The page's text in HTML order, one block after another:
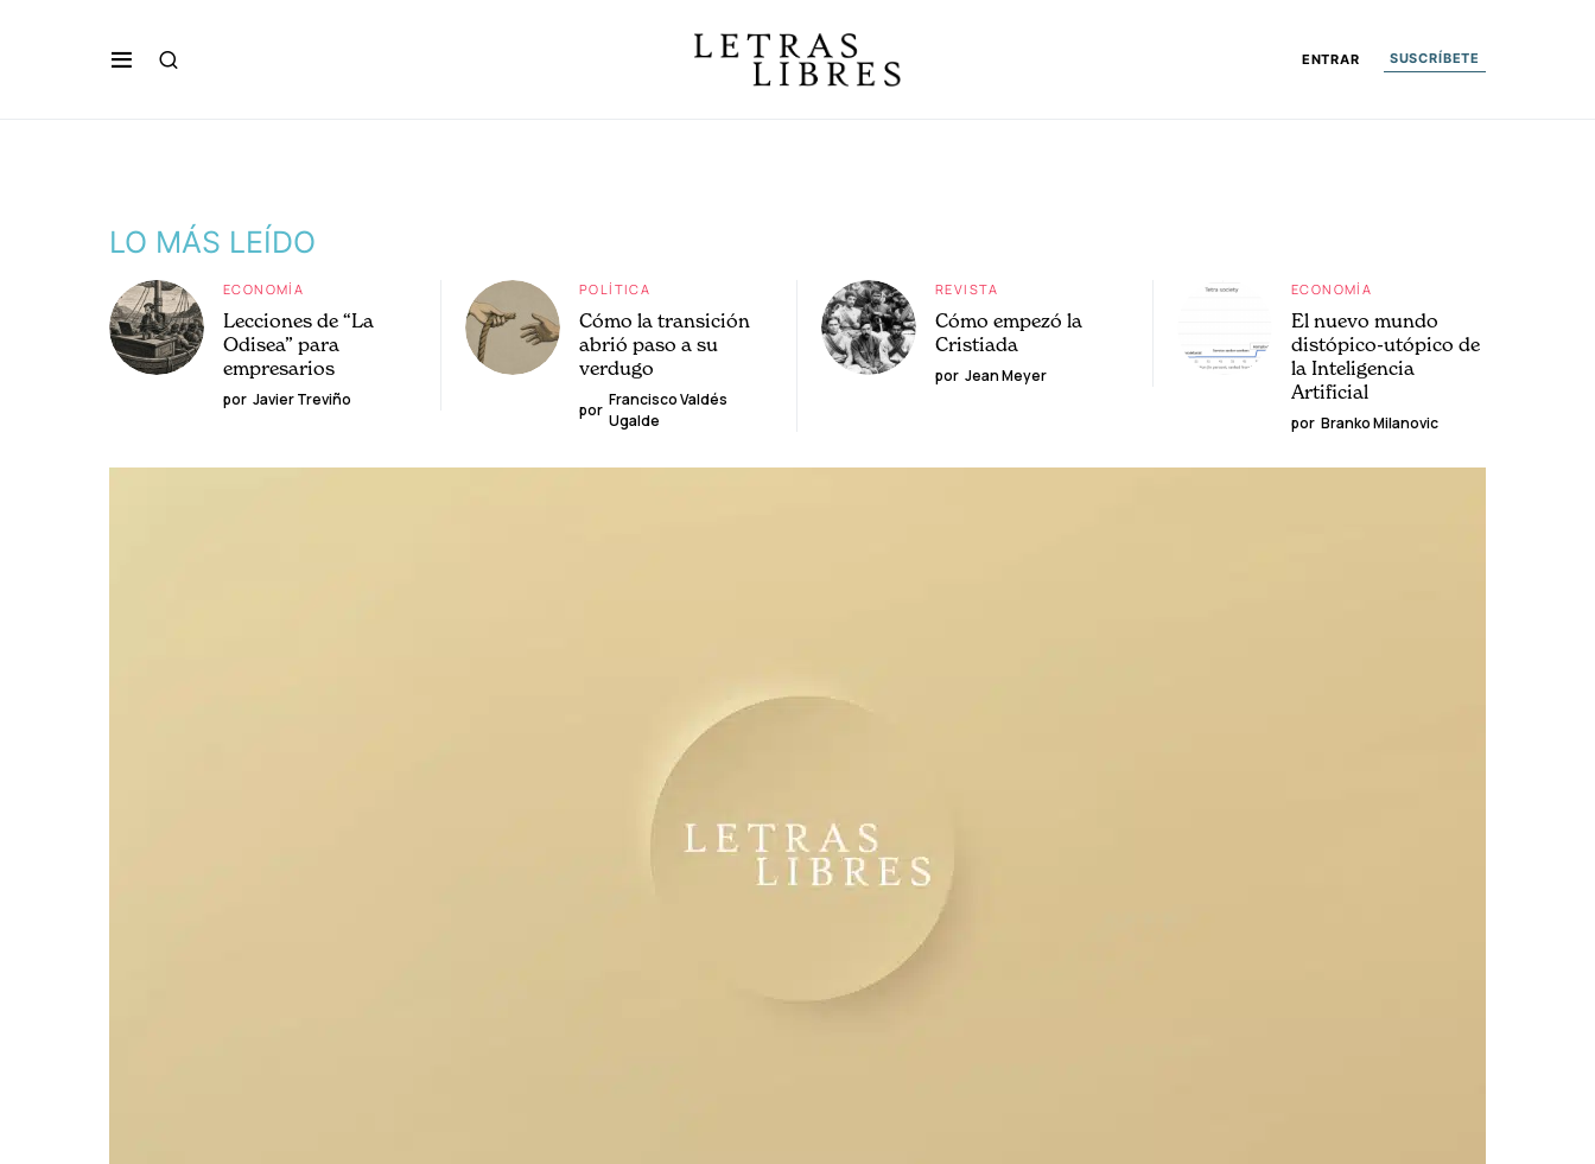
ENTRAR SUSCRÍBETE
LO MÁS LEÍDO
ECONOMÍA
Lecciones de “La
Odisea” para
empresarios
por Javier Treviño
POLÍTICA
Cómo la transición
abrió paso a su
verdugo
por
Francisco Valdés
Ugalde
REVISTA
Cómo empezó la
Cristiada
por Jean Meyer
ECONOMÍA
El nuevo mundo
distópico-utópico de
la Inteligencia
Artificial
por Branko Milanovic